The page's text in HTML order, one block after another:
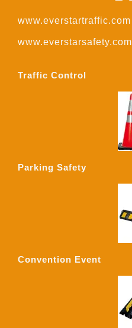
www.everstartraffic.com
www.everstarsafety.com
Traffic Control
Parking Safety
Convention Event